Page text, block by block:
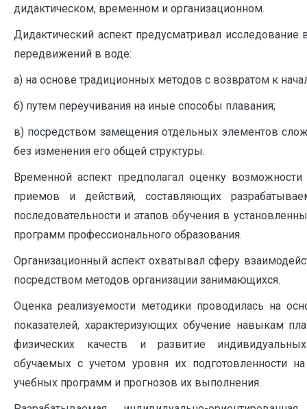
дидактическом, временном и организационном.
Дидактический аспект предусматривал
передвижений в воде:
а) на основе традиционных методов с возвратом к
б) путем переучивания на иные способы плавания;
в) посредством замещения отдельных элементов
без изменения его общей структуры.
Временной аспект предполагал оценку
приемов и действий, составляющих
последовательности и этапов обучения в
программ профессионального образования.
Организационный аспект охватывал сферу
посредством методов организации занимающихся.
Оценка реализуемости методики проводилась на
показателей, характеризующих обучение навыкам
физических качеств и развитие
обучаемых с учетом уровня их подготовленности
учебных программ и прогнозов их выполнения.